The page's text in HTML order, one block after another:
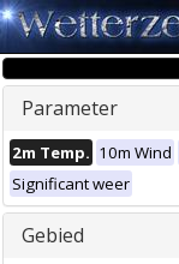
Parameter
2m Temp. 10m Wind
Significant weer
Gebied